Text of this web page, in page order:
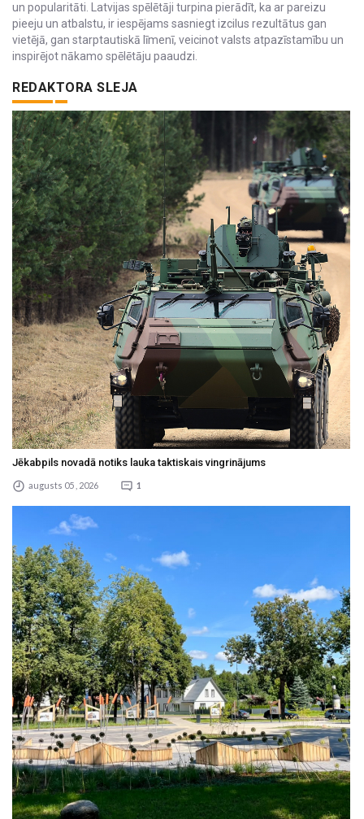
un popularitāti. Latvijas spēlētāji turpina pierādīt, ka ar pareizu
pieeju un atbalstu, ir iespējams sasniegt izcilus rezultātus gan
vietējā, gan starptautiskā līmenī, veicinot valsts atpazīstamību un
inspirējot nākamo spēlētāju paaudzi.
REDAKTORA SLEJA
Jēkabpils novadā notiks lauka taktiskais vingrinājums
augusts 05 , 2026 1